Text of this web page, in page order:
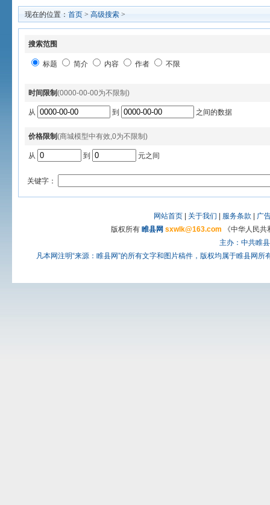
现在的位置： 首页 > 高级搜索 >
搜索范围
标题 简介 内容 作者 不限
时间限制(0000-00-00为不限制)
从 到 之间的数据
价格限制(商城模型中有效,0为不限制)
从 到 元之间
关键字：
网站首页| 关于我们 服务条款
广
版权所有 睢县网 sxwlk@163.com 《中华人民
主办：中共睢
凡本网注明“来源：睢县网”的所有文字和图片稿件，版权均属于睢县网